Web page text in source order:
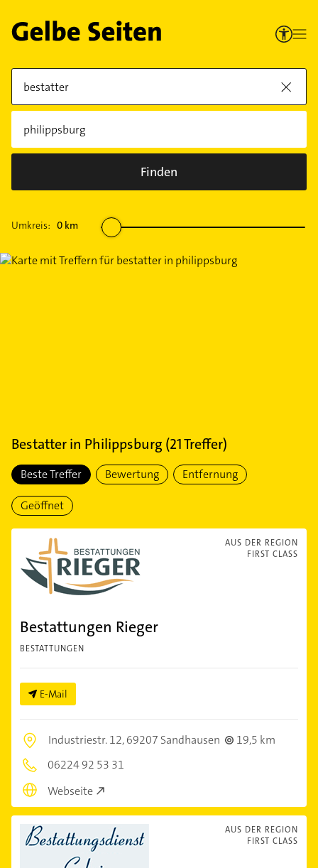
Finden
Umkreis: 0 km
Bestatterin Philippsburg (21Treffer)
Beste Treffer Bewertung Entfernung
Geöffnet
AUS DER REGION
FIRST CLASS
Bestattungen Rieger
BESTATTUNGEN
E-Mail
Industriestr. 12,69207 Sandhausen
19,5 km
06224 92 53 31
Webseite
AUS DER REGION
FIRST CLASS